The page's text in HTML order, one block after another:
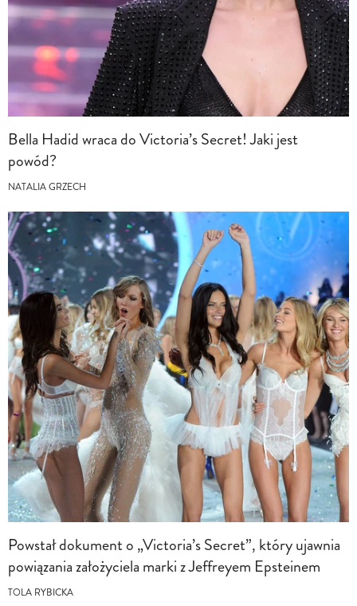
Bella Hadid wraca do Victoria’s Secret! Jaki jest
powód?
NATALIA GRZECH
Powstał dokument o „Victoria’s Secret”, który ujawnia
powiązania założyciela marki z Jeffreyem Epsteinem
TOLA RYBICKA